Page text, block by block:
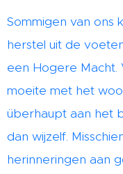
Sommigen van ons
herstel uit de
een Hogere
moeite met het
überhaupt aan het
dan wijzelf.
herinneringen aan